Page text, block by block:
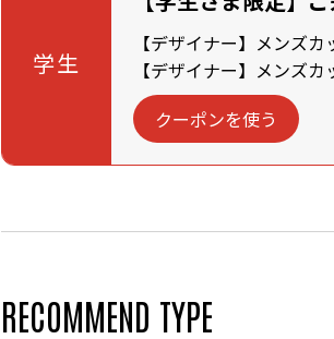
学生
【デザイナー】メンズ
【デザイナー】メンズ
クーポンを使う
RECOMMEND TYPE